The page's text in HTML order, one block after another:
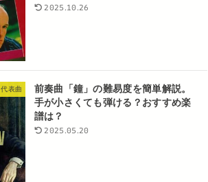
2025.10.26
代表曲
前奏曲「鐘」の難易度を簡単解説。
手が小さくても弾ける？おすすめ楽
譜は？
2025.05.20